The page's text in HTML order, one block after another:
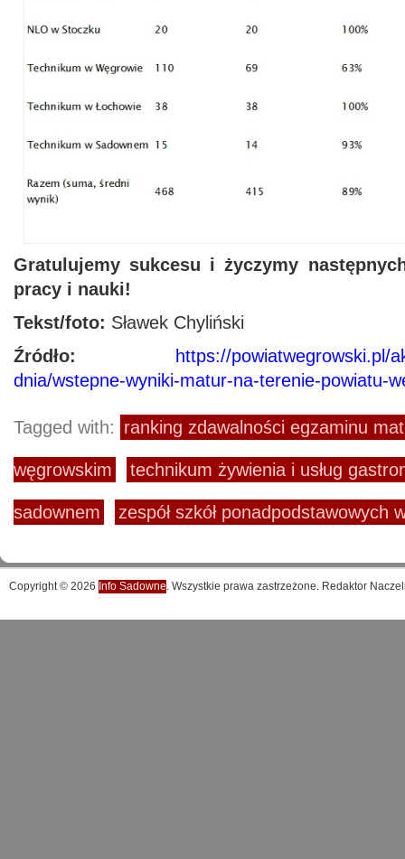
Gratulujemy sukcesu i życzymy
pracy i nauki!
Tekst/foto: Sławek Chyliński
Źródło:
https://powiatwegrowski.pl/
dnia/wstepne-wyniki-matur-na-terenie-powiatu-
Tagged with: ranking zdawalności egzaminu
węgrowskim technikum żywienia i usług
sadownem zespół szkół ponadpodstawowych
Copyright © 2026 Info Sadowne. Wszystkie prawa zastrzeżone. Redaktor